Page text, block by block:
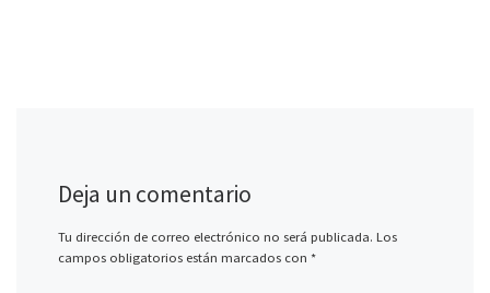
Deja un comentario
Tu dirección de correo electrónico no será publicada. Los
campos obligatorios están marcados con *